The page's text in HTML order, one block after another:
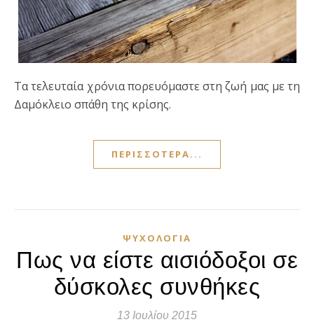
Τα τελευταία χρόνια πορευόμαστε στη ζωή μας με τη
Δαμόκλειο σπάθη της κρίσης.
ΠΕΡΙΣΣΌΤΕΡΑ...
ΨΥΧΟΛΟΓΊΑ
Πως να είστε αισιόδοξοι σε
δύσκολες συνθήκες
13 Ιουλίου 2015